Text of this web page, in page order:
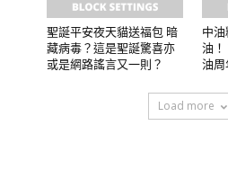
聖誕平安夜天貓送福包 暗
藏病毒？這是聖誕驚喜亦
或是網路謠言又一則？
中
油！
油周
Load more